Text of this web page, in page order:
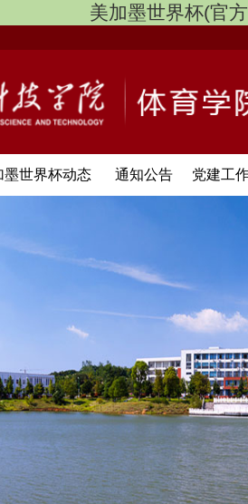
美加墨世界杯(官
墨世界杯动态 通知公告 党建工